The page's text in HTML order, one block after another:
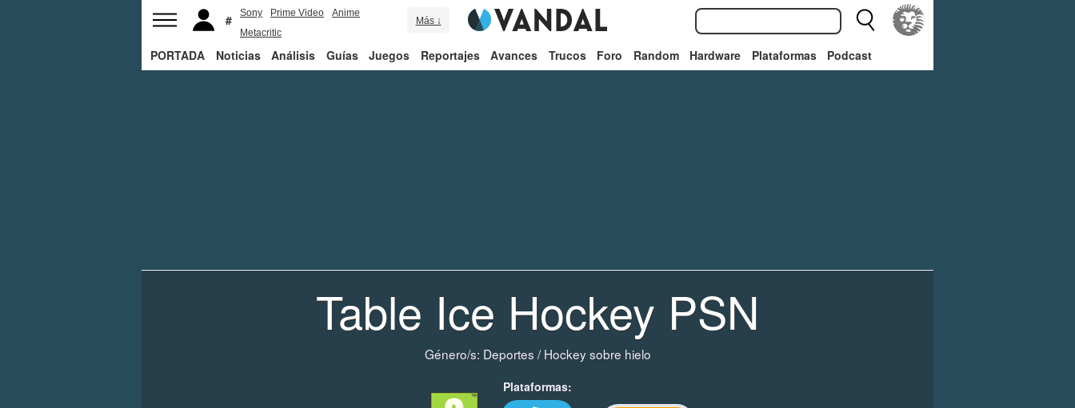
Sony Prime Video
Anime
Metacritic
Más ↓
PORTADA Noticias Análisis Guías Juegos Reportajes Avances Trucos Foro Random Hardware Plataformas Podcast
Table Ice Hockey PSN
Género/s: Deportes/Hockey sobre hielo
Plataformas: